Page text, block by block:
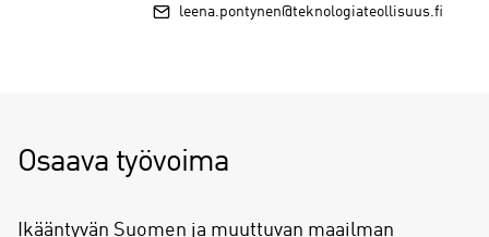
leena.pontynen@teknologiateollisuus.fi
Osaava työvoima
Ikääntyvän Suomen ja muuttuvan maailman